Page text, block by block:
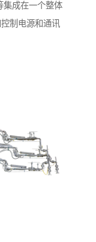
集成在一个整体
制电源和通讯